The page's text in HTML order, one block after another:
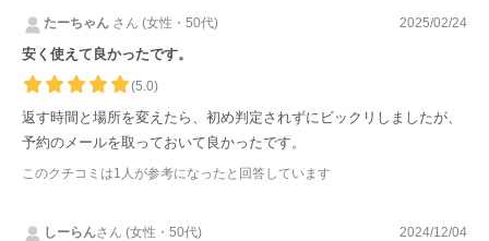
たーちゃん さん (女性・50代) 2025/02/24
安く使えて良かったです。
(5.0)
返す時間と場所を変えたら、初め判定されずにビックリしましたが、
予約のメールを取っておいて良かったです。
このクチコミは1 人が参考になったと回答しています
しーらんさん (女性・50代) 2024/12/04